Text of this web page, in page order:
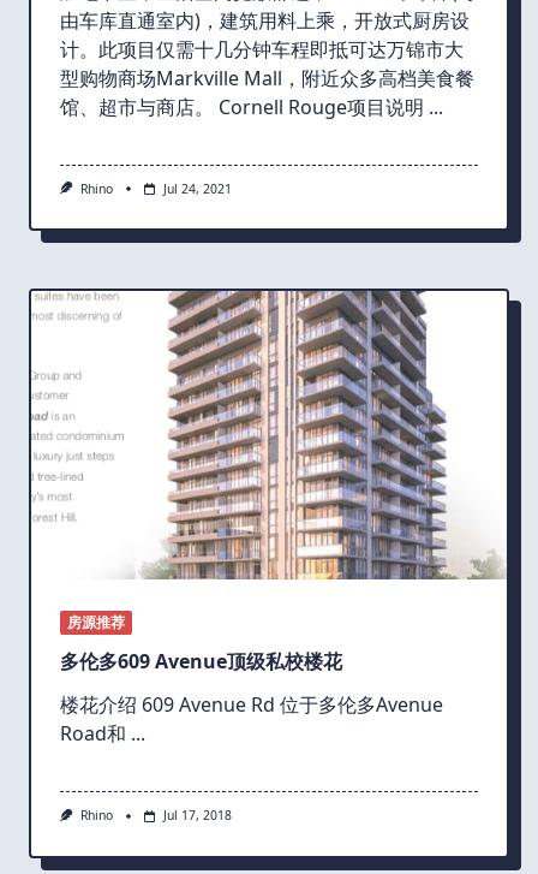
由车库直通室内)，建筑用料上乘，开放式厨房设
计。此项目仅需十几分钟车程即抵可达万锦市大
型购物商场Markville Mall，附近众多高档美食餐
馆、超市与商店。 Cornell Rouge项目说明 ...
Rhino Jul 24, 2021
房源推荐
多伦多609 Avenue顶级私校楼花
楼花介绍 609 Avenue Rd 位于多伦多Avenue
Road和 ...
Rhino Jul 17, 2018